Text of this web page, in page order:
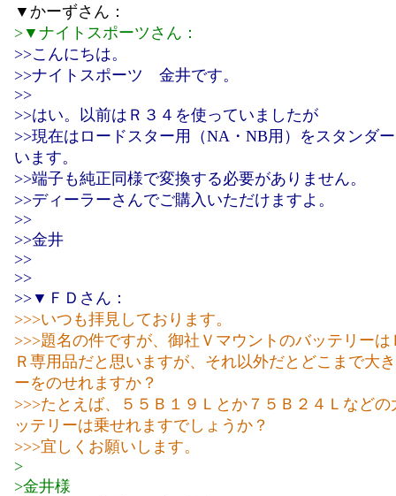
▼かーずさん：
>▼ナイトスポーツさん：
>>こんにちは。
>>ナイトスポーツ 金井です。
>>
>>はい。以前はＲ３４を使っていましたが
>>現在はロードスター用（NA・NB用）をスタンダ
います。
>>端子も純正同様で変換する必要がありません。
>>ディーラーさんでご購入いただけますよ。
>>
>>金井
>>
>>
>>▼ＦＤさん：
>>>いつも拝見しております。
>>>題名の件ですが、御社Ｖマウントのバッテリーは
Ｒ専用品だと思いますが、それ以外だとどこまで大
ーをのせれますか？
>>>たとえば、５５Ｂ１９Ｌとか７５Ｂ２４Ｌなどの
ッテリーは乗せれますでしょうか？
>>>宜しくお願いします。
>
>金井様